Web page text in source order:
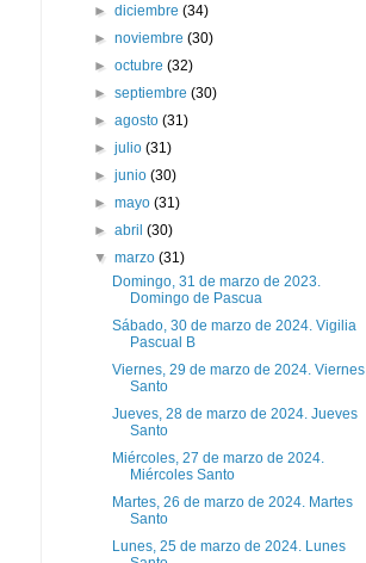
►diciembre(34)
►noviembre(30)
►octubre(32)
►septiembre(30)
►agosto(31)
►julio(31)
►junio(30)
►mayo(31)
►abril(30)
▼marzo(31)
Domingo, 31 de marzo de 2023.
Domingo de Pascua
Sábado, 30 de marzo de 2024. Vigilia
Pascual B
Viernes, 29 de marzo de 2024. Viernes
Santo
Jueves, 28 de marzo de 2024. Jueves
Santo
Miércoles, 27 de marzo de 2024.
Miércoles Santo
Martes, 26 de marzo de 2024. Martes
Santo
Lunes, 25 de marzo de 2024. Lunes